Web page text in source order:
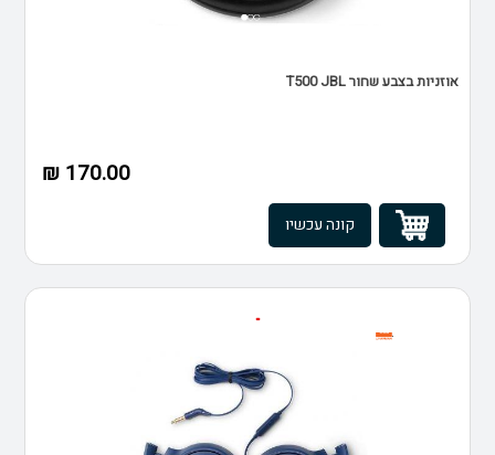
אוזניות בצבע שחור T500 JBL
170.00 ₪
קונה עכשיו